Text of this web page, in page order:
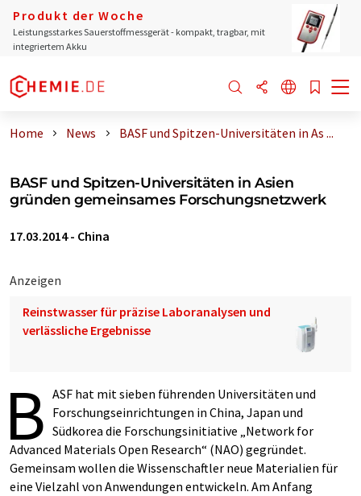
Produkt der Woche
Leistungsstarkes Sauerstoffmessgerät - kompakt, tragbar, mit
integriertem Akku
Home News BASF und Spitzen-Universitäten in As ...
BASF und Spitzen-Universitäten in Asien
gründen gemeinsames Forschungsnetzwerk
17.03.2014- China
Anzeigen
Reinstwasser für präzise Laboranalysen und
verlässliche Ergebnisse
B ASF hat mit sieben führenden Universitäten und
Forschungs­einrichtungen in China, Japan und
Südkorea die Forschungs­initiative „Network for
Advanced Materials Open Research“ (NAO) gegründet.
Gemeinsam wollen die Wissenschaftler neue Materialien für
eine Vielzahl von Anwendungen entwickeln. Am Anfang